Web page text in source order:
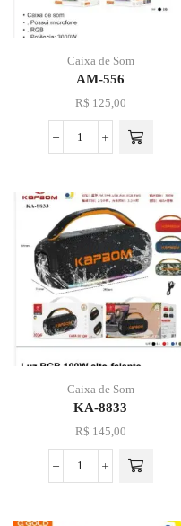
Caixa de Som
AM-556
R$ 125,00
Caixa de Som
KA-8833
R$ 145,00